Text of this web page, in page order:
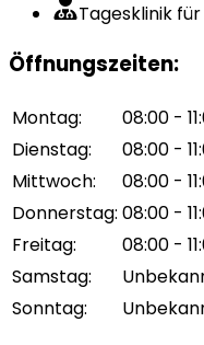
Tagesklinik
Öffnungszeiten:
Montag:
08:00 -
Dienstag:
08:00 -
Mittwoch:
08:00 -
Donnerstag: 08:00 -
Freitag:
08:00 -
Samstag:
Sonntag: